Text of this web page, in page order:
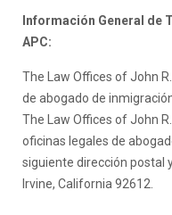
Información General de
APC:
The Law Offices of John
de abogado de
The Law Offices of John
oficinas legales de
siguiente dirección postal
Irvine, California 92612.